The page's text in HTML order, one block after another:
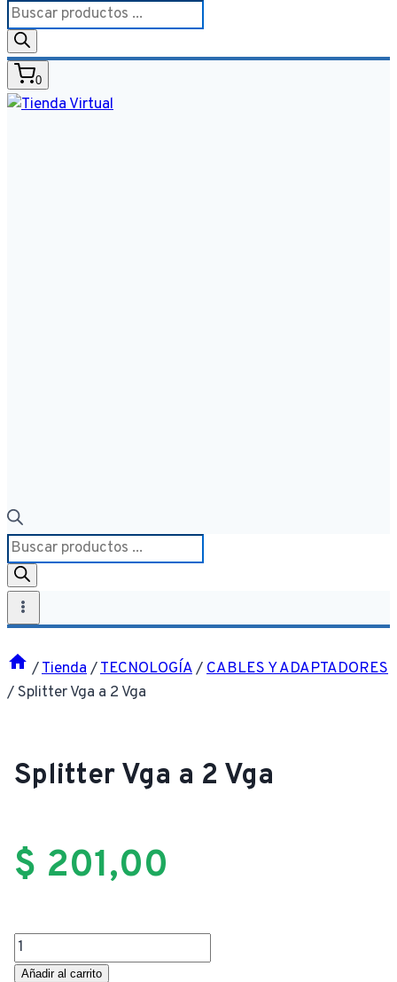
Búsqueda
de
productos
0
Búsqueda
de
productos
/Tienda/TECNOLOGÍA/CABLES Y ADAPTADORES
/Splitter Vga a 2 Vga
Splitter Vga a 2 Vga
$ 201,00
Splitter
Vga
Añadir al carrito